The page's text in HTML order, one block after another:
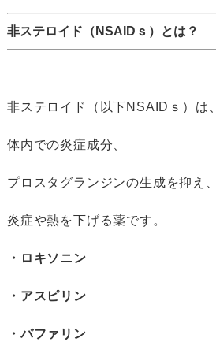
非ステロイド（NSAIDｓ）とは？
非ステロイド（以下NSAIDｓ）は、
体内での炎症成分、
プロスタグランジンの生成を抑え、
炎症や熱を下げる薬です。
・ロキソニン
・アスピリン
・バファリン